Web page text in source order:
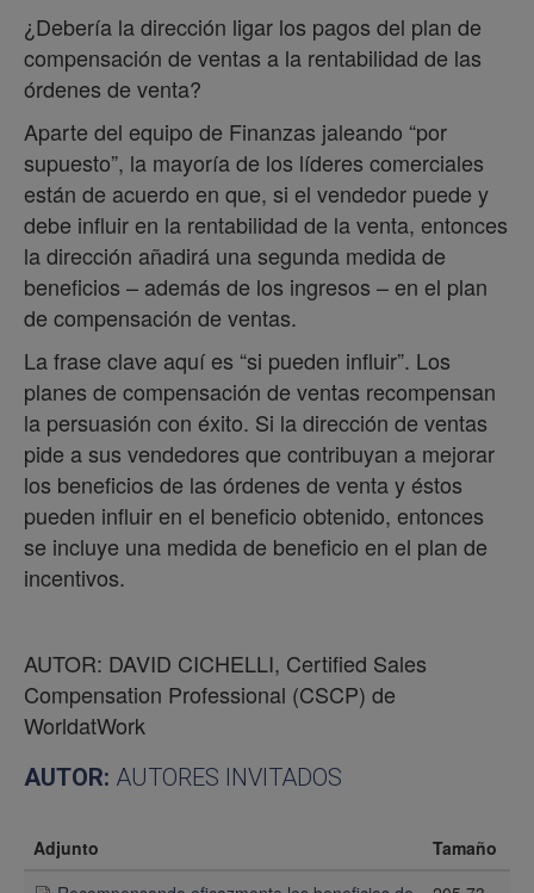
¿Debería la dirección ligar los pagos del plan de
compensación de ventas a la rentabilidad de las
órdenes de venta?
Aparte del equipo de Finanzas jaleando “por
supuesto”, la mayoría de los líderes comerciales
están de acuerdo en que, si el vendedor puede y
debe influir en la rentabilidad de la venta, entonces
la dirección añadirá una segunda medida de
beneficios – además de los ingresos – en el plan
de compensación de ventas.
La frase clave aquí es “si pueden influir”. Los
planes de compensación de ventas recompensan
la persuasión con éxito. Si la dirección de ventas
pide a sus vendedores que contribuyan a mejorar
los beneficios de las órdenes de venta y éstos
pueden influir en el beneficio obtenido, entonces
se incluye una medida de beneficio en el plan de
incentivos.
AUTOR: DAVID CICHELLI, Certified Sales
Compensation Professional (CSCP) de
WorldatWork
AUTOR: AUTORES INVITADOS
Adjunto
Tamaño